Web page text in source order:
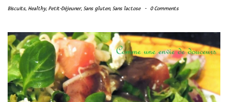
Biscuits, Healthy, Petit-Déjeuner, Sans gluten, Sans lactose - 0 Comments